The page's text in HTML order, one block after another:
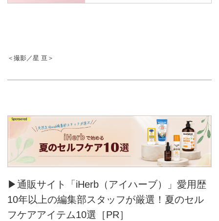
＜撮影／星 亘＞
▶通販サイト「iHerb（アイハーブ）」愛用歴
10年以上の編集部スタッフが厳選！夏のセル
フケアアイテム10選［PR］